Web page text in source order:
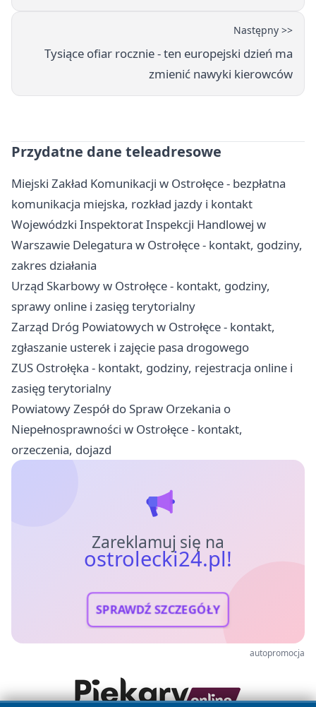
Następny >>
Tysiące ofiar rocznie - ten europejski dzień ma
zmienić nawyki kierowców
Przydatne dane teleadresowe
Miejski Zakład Komunikacji w Ostrołęce - bezpłatna
komunikacja miejska, rozkład jazdy i kontakt
Wojewódzki Inspektorat Inspekcji Handlowej w
Warszawie Delegatura w Ostrołęce - kontakt, godziny,
zakres działania
Urząd Skarbowy w Ostrołęce - kontakt, godziny,
sprawy online i zasięg terytorialny
Zarząd Dróg Powiatowych w Ostrołęce - kontakt,
zgłaszanie usterek i zajęcie pasa drogowego
ZUS Ostrołęka - kontakt, godziny, rejestracja online i
zasięg terytorialny
Powiatowy Zespół do Spraw Orzekania o
Niepełnosprawności w Ostrołęce - kontakt,
orzeczenia, dojazd
Zareklamuj się na
ostrolecki24.pl!
SPRAWDŹ SZCZEGÓŁY
autopromocja